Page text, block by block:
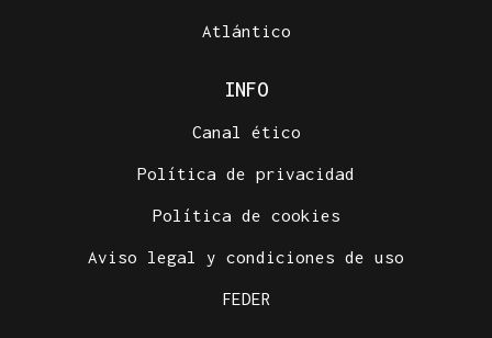
Atlántico
INFO
Canal ético
Política de privacidad
Política de cookies
Aviso legal y condiciones de uso
FEDER